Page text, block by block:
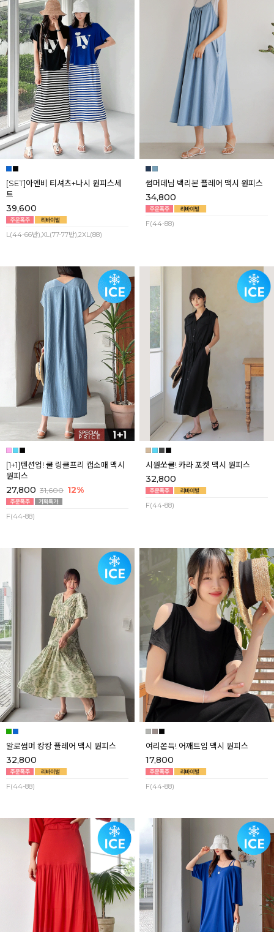
[SET]아엔비 티셔츠+나시 원피스세
트
39,600
L(44-66반),XL(77-77반),2XL(88)
썸머데님 백리본 플레어 맥시 원피스
34,800
F(44-88)
[1+1]텐션업! 쿨 링클프리 캡소매 맥시
원피스
27,800 31,600 12%
F(44-88)
시원쏘쿨! 카라 포켓 맥시 원피스
32,800
F(44-88)
알로썸머 캉캉 플레어 맥시 원피스
32,800
F(44-88)
여리쫀득! 어깨트임 맥시 원피스
17,800
F(44-88)